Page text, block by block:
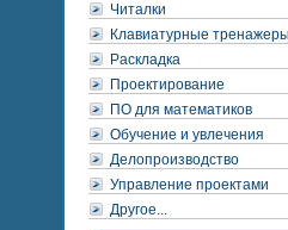
Читалки
Клавиатурные тренажеры
Раскладка
Проектирование
ПО для математиков
Обучение и увлечения
Делопроизводство
Управление проектами
Другое...